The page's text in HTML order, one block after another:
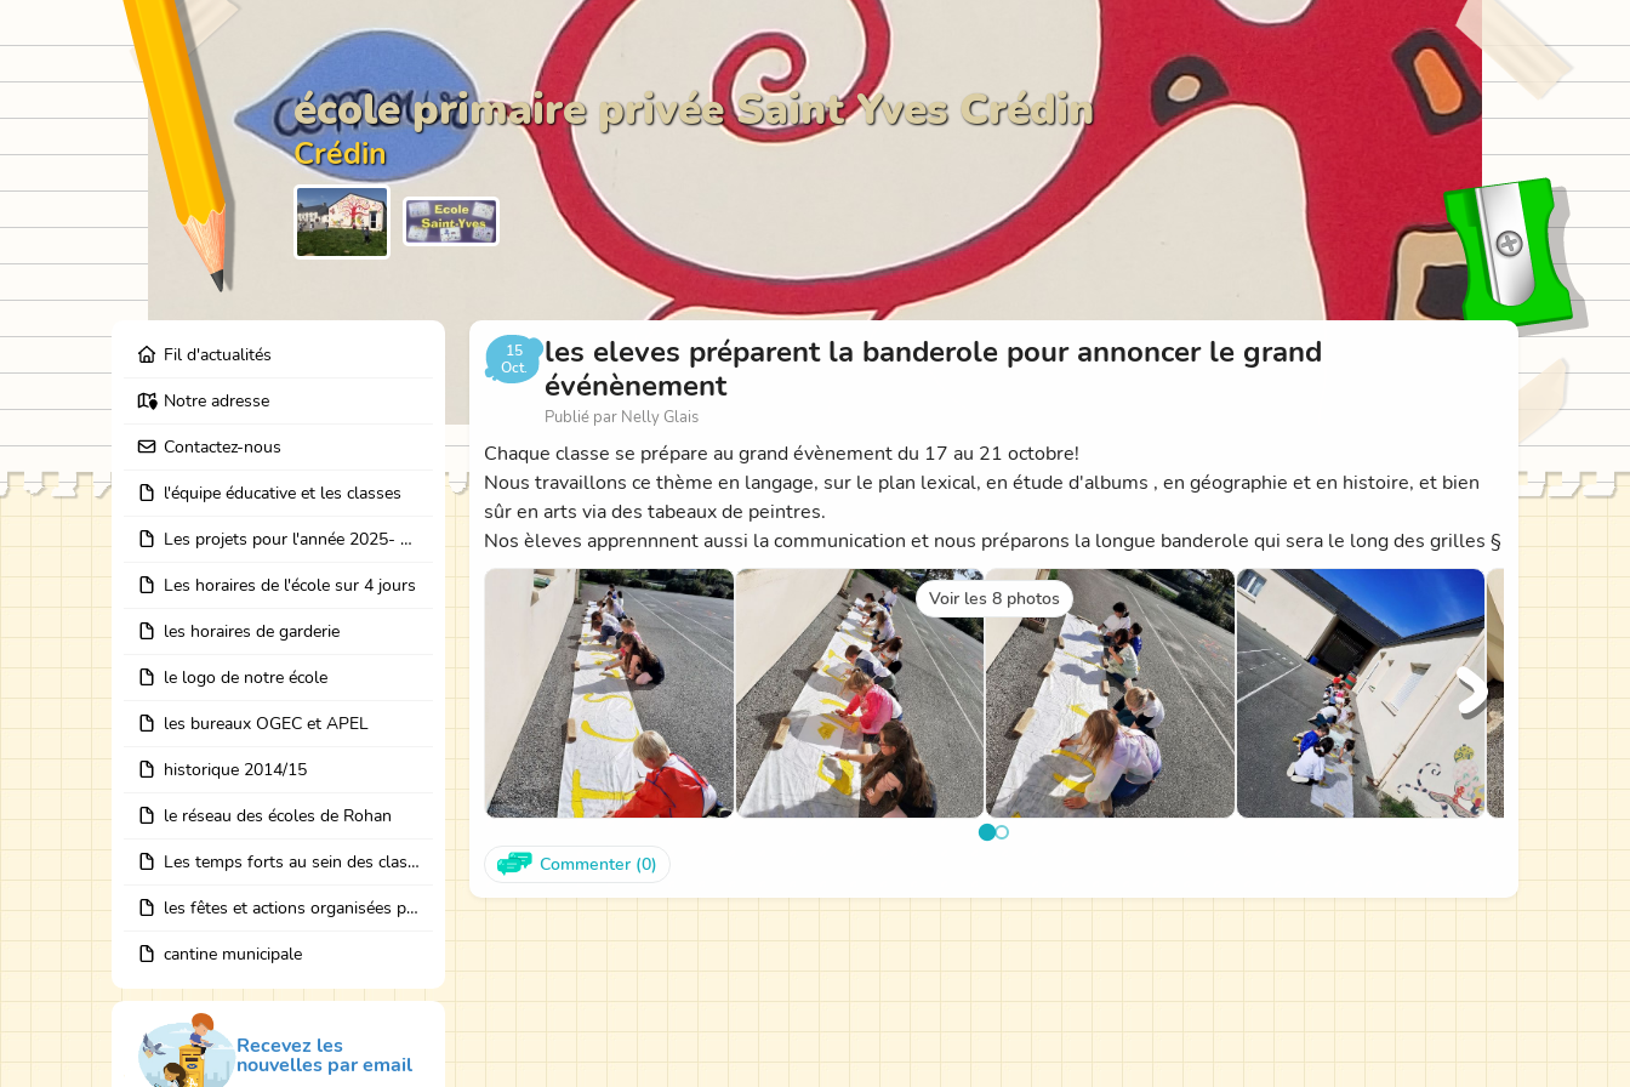
école primaire privée Saint Yves Crédin
Crédin
Fil d'actualités
Notre adresse
Contactez-nous
l'équipe éducative et les classes
Les projets pour l'année 2025- 2026: école dehors, journées partage des classes, et coopération avec les résidents de l'EHPAD
Les horaires de l'école sur 4 jours
les horaires de garderie
le logo de notre école
les bureaux OGEC et APEL
historique 2014/15
le réseau des écoles de Rohan
Les temps forts au sein des classes avec des intervenants
les fêtes et actions organisées par les bureaux
cantine municipale
Recevez les
nouvelles par email
15
Oct.
les eleves préparent la banderole pour annoncer le grand
événènement
Publié par Nelly Glais
Chaque classe se prépare au grand évènement du 17 au 21 octobre!
Nous travaillons ce thème en langage, sur le plan lexical, en étude d'albums , en géographie et en histoire, et bien
sûr en arts via des tabeaux de peintres.
Nos èleves apprennnent aussi la communication et nous préparons la longue banderole qui sera le long des grilles §
Voir les 8 photos
Commenter (0)